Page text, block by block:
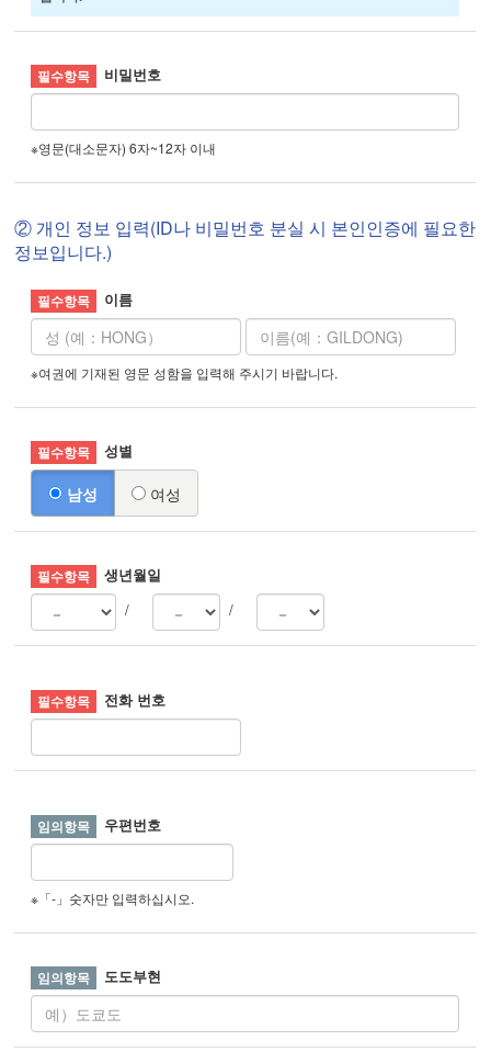
비밀번호
※영문(대소문자) 6자~12자 이내
② 개인 정보 입력(ID나 비밀번호 분실 시 본인인증에 필요한
정보입니다.)
이름
※여권에 기재된 영문 성함을 입력해 주시기 바랍니다.
성별
남성 여성
생년월일
/
/
전화 번호
우편번호
※「-」숫자만 입력하십시오.
도도부현